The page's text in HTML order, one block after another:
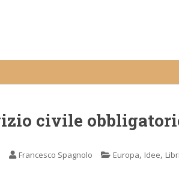
civile
Francesco Spagnolo Europa, Idee,